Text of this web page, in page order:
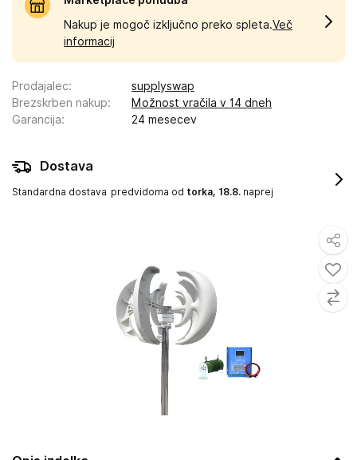
Nakup je mogoč izključno preko spleta.Več
informacij
Prodajalec:
supplyswap
Brezskrben nakup:
Možnost vračila v 14 dneh
Garancija: 24 mesecev
Dostava
Standardna dostava predvidoma od torka, 18.8. naprej